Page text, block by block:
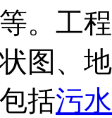
。工
图、
括污